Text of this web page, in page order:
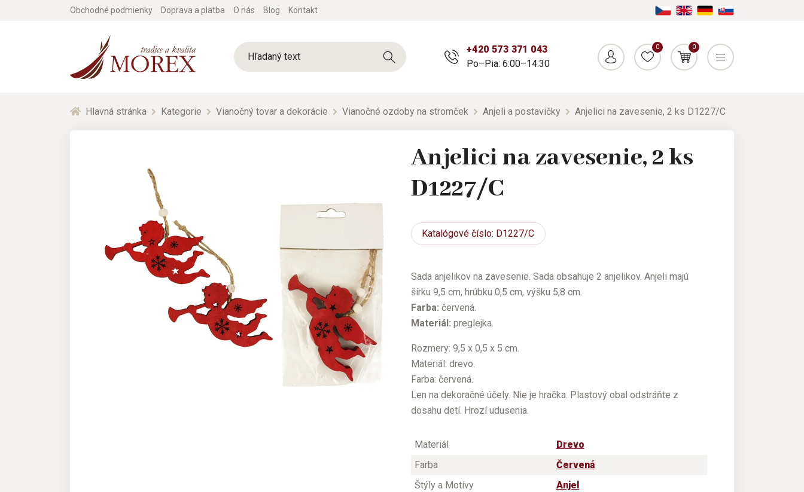
Obchodné podmienky Doprava a platba O nás Blog Kontakt
+420 573 371 043
Po–Pia: 6:00–14:30
0 0
Hlavná stránka Kategorie Vianočný tovar a dekorácie Vianočné ozdoby na stromček Anjeli a postavičky Anjelici na zavesenie, 2 ks D1227/C
Anjelici na zavesenie, 2 ks
D1227/C
Katalógové číslo: D1227/C
Sada anjelikov na zavesenie. Sada obsahuje 2 anjelikov. Anjeli majú
šírku 9,5 cm, hrúbku 0,5 cm, výšku 5,8 cm.
Farba: červená.
Materiál: preglejka.
Rozmery: 9,5 x 0,5 x 5 cm.
Materiál: drevo.
Farba: červená.
Len na dekoračné účely. Nie je hračka. Plastový obal odstráňte z
dosahu detí. Hrozí udusenia.
Materiál
Drevo
Farba
Červená
Štýly a Motívy
Anjel